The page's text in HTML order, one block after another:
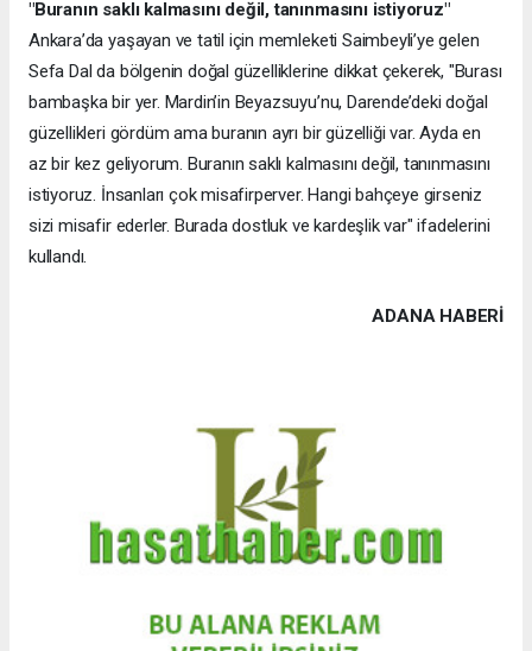
"Buranın saklı kalmasını değil, tanınmasını istiyoruz"
Ankara’da yaşayan ve tatil için memleketi Saimbeyli’ye gelen
Sefa Dal da bölgenin doğal güzelliklerine dikkat çekerek, "Burası
bambaşka bir yer. Mardin’in Beyazsuyu’nu, Darende’deki doğal
güzellikleri gördüm ama buranın ayrı bir güzelliği var. Ayda en
az bir kez geliyorum. Buranın saklı kalmasını değil, tanınmasını
istiyoruz. İnsanları çok misafirperver. Hangi bahçeye girseniz
sizi misafir ederler. Burada dostluk ve kardeşlik var" ifadelerini
kullandı.
ADANA HABERİ